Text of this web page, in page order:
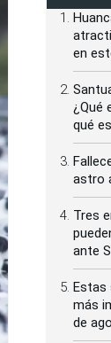
en
¿Qué
qué
astro
Tres
ante
Estas
más
de